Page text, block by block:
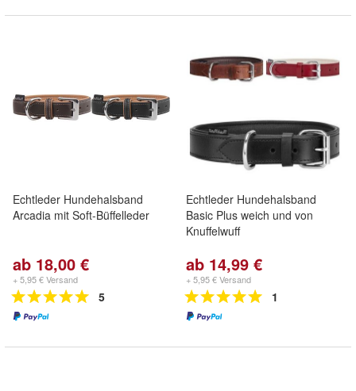
Echtleder Hundehalsband
Arcadia mit Soft-Büffelleder
ab 18,00 €
+ 5,95 € Versand
5
Echtleder Hundehalsband
Basic Plus weich und von
Knuffelwuff
ab 14,99 €
+ 5,95 € Versand
1